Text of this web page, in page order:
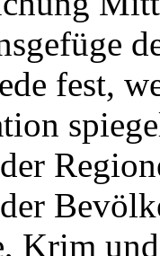
fest,
Krim